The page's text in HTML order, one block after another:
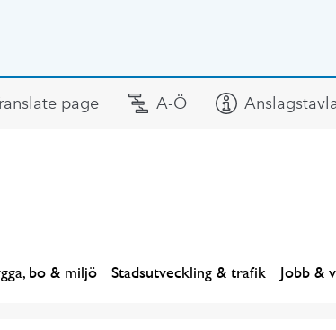
page A-Ö
bo & miljö Stadsutveckling & trafik Jobb &